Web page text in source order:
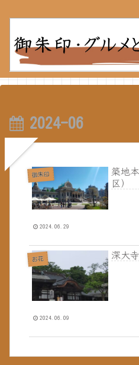
2024-06
御朱印
築地
区）
2024.06.29
お花 深大
2024.06.09